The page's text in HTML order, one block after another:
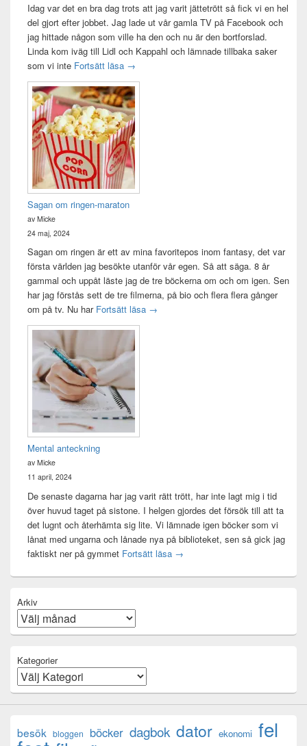
Idag var det en bra dag trots att jag varit jättetrött så fick vi en hel
del gjort efter jobbet. Jag lade ut vår gamla TV på Facebook och
jag hittade någon som ville ha den och nu är den bortforslad.
Linda kom iväg till Lidl och Kappahl och lämnade tillbaka saker
som vi inte Fortsätt läsa Idag var det en bra dag
→
Sagan om ringen-maraton
av Micke
24 maj, 2024
Sagan om ringen är ett av mina favoritepos inom fantasy, det var
första världen jag besökte utanför vår egen. Så att säga. 8 år
gammal och uppåt läste jag de tre böckerna om och om igen. Sen
har jag förstås sett de tre filmerna, på bio och flera flera gånger
om på tv. Nu har Fortsätt läsa Sagan om ringen-maraton
→
Mental anteckning
av Micke
11 april, 2024
De senaste dagarna har jag varit rätt trött, har inte lagt mig i tid
över huvud taget på sistone. I helgen gjordes det försök till att ta
det lugnt och återhämta sig lite. Vi lämnade igen böcker som vi
lånat med ungarna och lånade nya på biblioteket, sen så gick jag
faktiskt ner på gymmet Fortsätt läsa Mental anteckning
→
Arkiv
Kategorier
besök bloggen böcker dagbok dator ekonomi fel